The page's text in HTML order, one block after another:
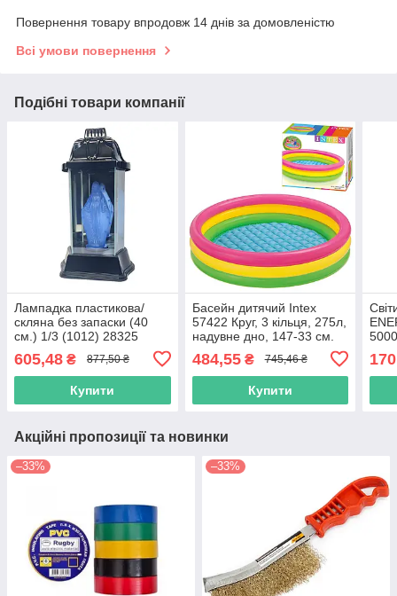
Повернення товару впродовж 14 днів за домовленістю
Всі умови повернення
Подібні товари компанії
Лампадка пластикова/
скляна без запаски (40
см.) 1/3 (1012) 28325
605,48 ₴ 877,50 ₴
Купити
Басейн дитячий Intex
57422 Круг, 3 кільця, 275л,
надувне дно, 147-33 см.
484,55₴ 745,46 ₴
Купити
Акційні пропозиції та новинки
–33% –33%